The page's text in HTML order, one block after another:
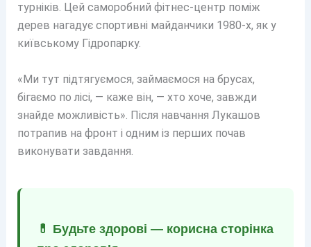
турніків. Цей саморобний фітнес-центр поміж
дерев нагадує спортивні майданчики 1980-х, як у
київському Гідропарку.
«Ми тут підтягуємося, займаємося на брусах,
бігаємо по лісі, — каже він, — хто хоче, завжди
знайде можливість». Після навчання Лукашов
потрапив на фронт і одним із перших почав
виконувати завдання.
💊 Будьте здорові — корисна сторінка